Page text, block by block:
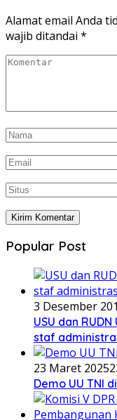
Alamat email Anda
wajib ditandai *
Popular Post
3 Desember
USU dan
staf
23 Maret 2025
Demo UU TNI